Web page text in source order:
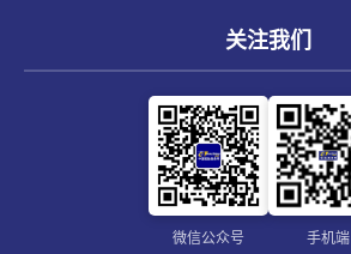
关注我们
微信公众号 手机端